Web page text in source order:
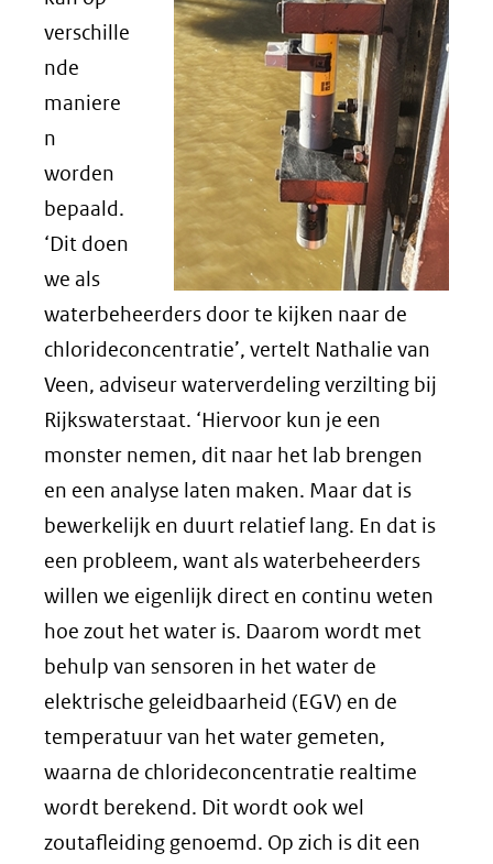
verschille
nde
maniere
n
worden
bepaald.
‘Dit doen
we als
waterbeheerders door te kijken naar de
chlorideconcentratie’, vertelt Nathalie van
Veen, adviseur waterverdeling verzilting bij
Rijkswaterstaat. ‘Hiervoor kun je een
monster nemen, dit naar het lab brengen
en een analyse laten maken. Maar dat is
bewerkelijk en duurt relatief lang. En dat is
een probleem, want als waterbeheerders
willen we eigenlijk direct en continu weten
hoe zout het water is. Daarom wordt met
behulp van sensoren in het water de
elektrische geleidbaarheid (EGV) en de
temperatuur van het water gemeten,
waarna de chlorideconcentratie realtime
wordt berekend. Dit wordt ook wel
zoutafleiding genoemd. Op zich is dit een